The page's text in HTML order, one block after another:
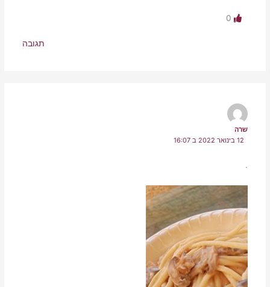
0
תגובה
שרה
12 בינואר 2022 ב 16:07
.